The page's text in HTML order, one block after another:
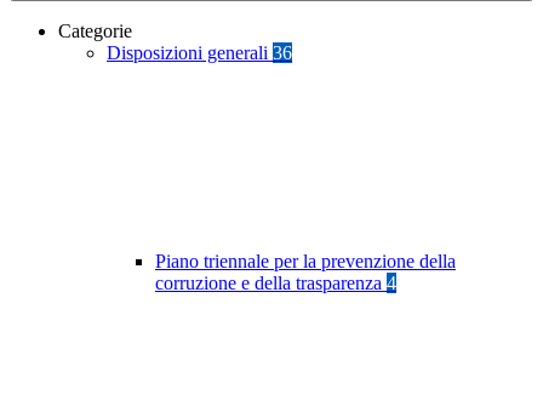
Categorie
Disposizioni generali 36
Piano triennale per la prevenzione della
corruzione e della trasparenza 4